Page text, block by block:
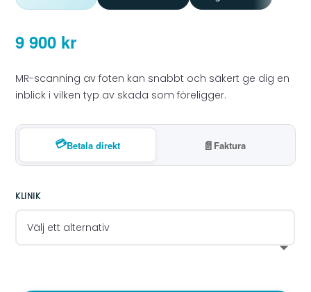
9 900 kr
MR-scanning av foten kan snabbt och säkert ge dig en
inblick i vilken typ av skada som föreligger.
💳Betala direkt 📄 Faktura
KLINIK